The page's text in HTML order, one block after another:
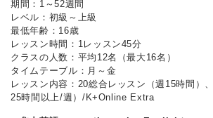
期間：1～52週間
レベル：初級～上級
最低年齢：16歳
レッスン時間：1レッスン45分
クラスの人数：平均12名（最大16名）
タイムテーブル：月～金
レッスン内容：20総合レッスン（週15時間）
25時間以上/週）/K+Online Extra